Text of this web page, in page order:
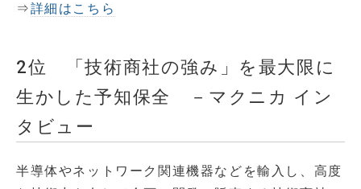
⇒詳細はこちら
2位 「技術商社の強み」を最大限に
生かした予知保全 －マクニカ イン
タビュー
半導体やネットワーク関連機器などを輸入し、高度